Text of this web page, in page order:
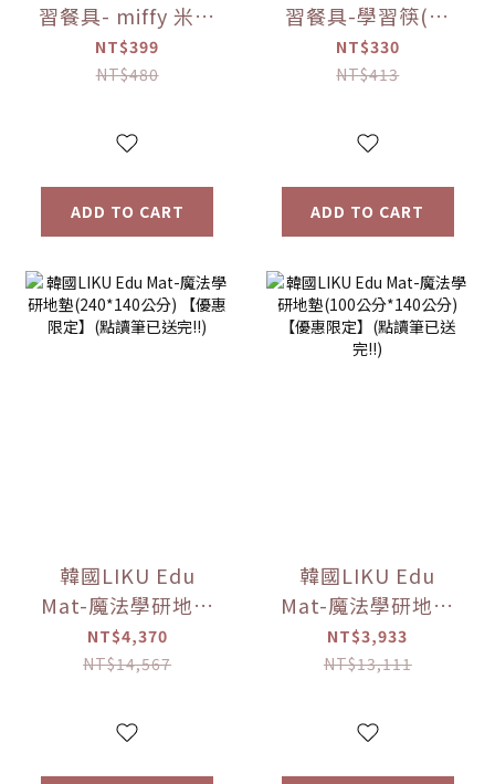
習餐具- miffy 米菲
寶餐具【優惠限
NT$399
NT$480
ADD TO CART
習餐具-學習筷(右
手) -miffy 米菲兔
(右手)/(左手)【優
NT$330
NT$413
ADD TO CART
韓國LIKU Edu
Mat-魔法學研地墊
(240*140公分)
【優惠限定】(點讀
NT$4,370
NT$14,567
韓國LIKU Edu
Mat-魔法學研地墊
(100公分*140公分)
【優惠限定】(點讀
NT$3,933
NT$13,111